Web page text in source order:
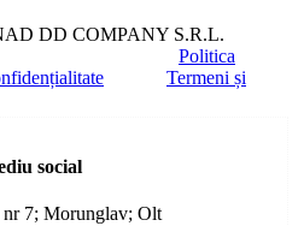
COMPANY S.R.L.
Politica
Termeni și
social
7; Morunglav; Olt